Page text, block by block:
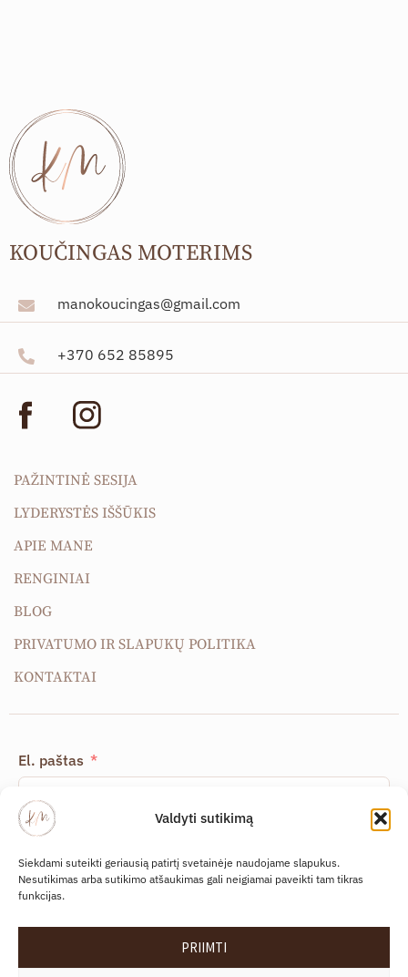
Valdyti sutikimą
Siekdami suteikti geriausią patirtį svetainėje naudojame slapukus.
Nesutikimas arba sutikimo atšaukimas gali neigiamai paveikti tam tikras
funkcijas.
PRIIMTI
KOUČINGAS MOTERIMS
manokoucingas@gmail.com
+370 652 85895
PAŽINTINĖ SESIJA
LYDERYSTĖS IŠŠŪKIS
APIE MANE
RENGINIAI
BLOG
PRIVATUMO IR SLAPUKŲ POLITIKA
KONTAKTAI
El. paštas
politika.
PRENUMERUOTI NAUJIENLAIŠKĮ